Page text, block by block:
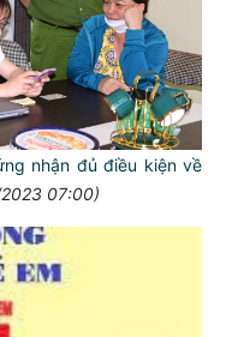
nhận đủ điều kiện về
07:00)